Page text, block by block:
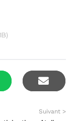
Suivant >